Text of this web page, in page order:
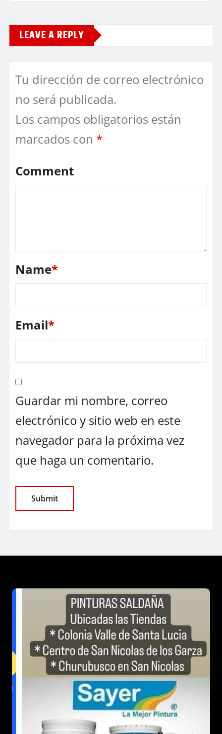
LEAVE A REPLY
Tu dirección de correo electrónico
no será publicada.
Los campos obligatorios están
marcados con *
Comment
Name*
Email*
Guardar mi nombre, correo
electrónico y sitio web en este
navegador para la próxima vez
que haga un comentario.